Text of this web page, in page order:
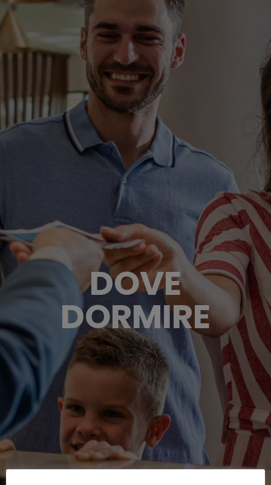
DOVE
DORMIRE